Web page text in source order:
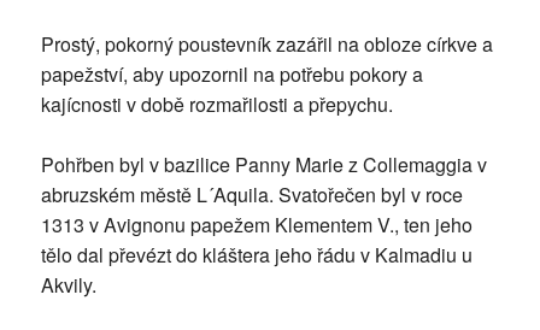
Prostý, pokorný poustevník zazářil na obloze církve a
papežství, aby upozornil na potřebu pokory a
kajícnosti v době rozmařilosti a přepychu.
Pohřben byl v bazilice Panny Marie z Collemaggia v
abruzském městě L´Aquila. Svatořečen byl v roce
1313 v Avignonu papežem Klementem V., ten jeho
tělo dal převézt do kláštera jeho řádu v Kalmadiu u
Akvily.